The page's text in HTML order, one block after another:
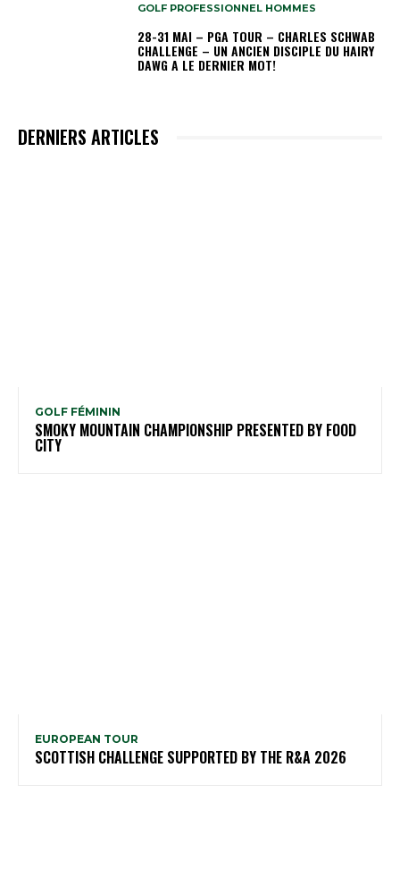
GOLF PROFESSIONNEL HOMMES
28-31 MAI – PGA TOUR – CHARLES SCHWAB
CHALLENGE – UN ANCIEN DISCIPLE DU HAIRY
DAWG A LE DERNIER MOT!
DERNIERS ARTICLES
GOLF FÉMININ
SMOKY MOUNTAIN CHAMPIONSHIP PRESENTED BY FOOD
CITY
EUROPEAN TOUR
SCOTTISH CHALLENGE SUPPORTED BY THE R&A 2026